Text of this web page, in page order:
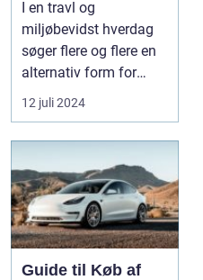
I en travl og
miljøbevidst hverdag
søger flere og flere en
alternativ form for
transport. El scooter...
12 juli 2024
Guide til Køb af